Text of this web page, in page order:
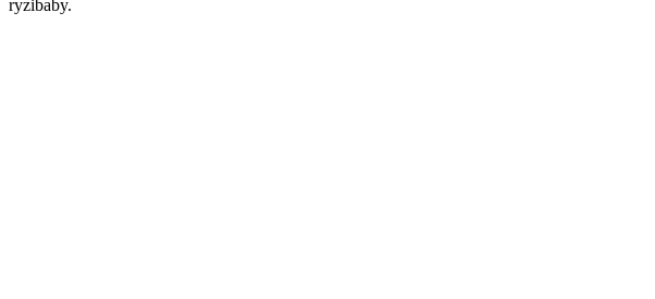
ryzibaby.